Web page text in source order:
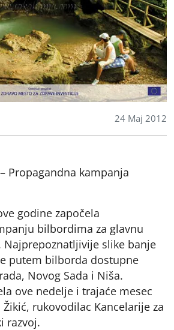
24 Maj 2012
Propagandna kampanja
godine započela
bilbordima za glavnu
Najprepoznatljivije slike banje
putem bilborda dostupne
Novog Sada i Niša.
ove nedelje i trajaće mesec
rukovodilac Kancelarije za
razvoj.